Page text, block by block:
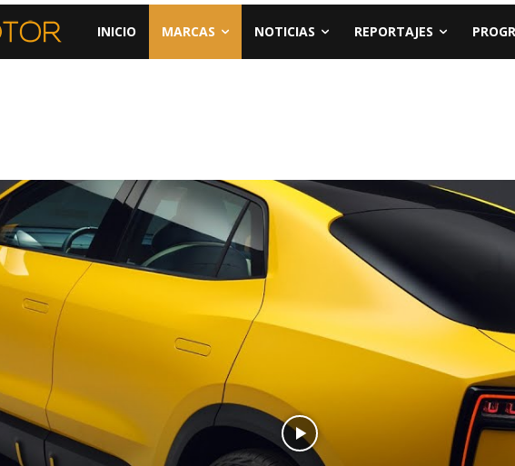
INICIO MARCAS NOTICIAS REPORTAJES